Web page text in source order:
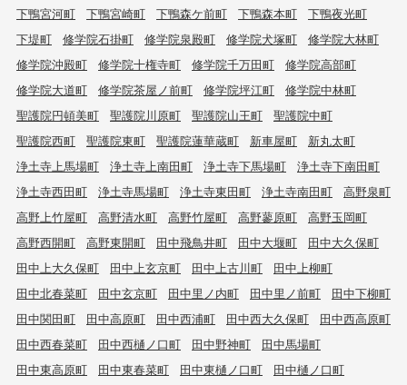
下鴨宮河町 下鴨宮崎町 下鴨森ケ前町 下鴨森本町
下鴨夜光町
下堤町
修学院石掛町 修学院泉殿町 修学院犬塚町
修学院大林町
修学院沖殿町
修学院十権寺町 修学院千万田町
修学院高部町
修学院大道町
修学院茶屋ノ前町 修学院坪江町
修学院中林町
聖護院円頓美町
聖護院川原町 聖護院山王町
聖護院中町
聖護院西町
聖護院東町 聖護院蓮華蔵町 新車屋町
新丸太町
浄土寺上馬場町
浄土寺上南田町 浄土寺下馬場町
浄土寺下南田町
浄土寺西田町
浄土寺馬場町 浄土寺東田町 浄土寺南田町
高野泉町
高野上竹屋町
高野清水町 高野竹屋町 高野蓼原町
高野玉岡町
高野西開町
高野東開町 田中飛鳥井町 田中大堰町
田中大久保町
田中上大久保町
田中上玄京町 田中上古川町
田中上柳町
田中北春菜町
田中玄京町 田中里ノ内町 田中里ノ前町
田中下柳町
田中関田町
田中高原町 田中西浦町 田中西大久保町
田中西高原町
田中西春菜町
田中西樋ノ口町 田中野神町
田中馬場町
田中東高原町
田中東春菜町 田中東樋ノ口町
田中樋ノ口町